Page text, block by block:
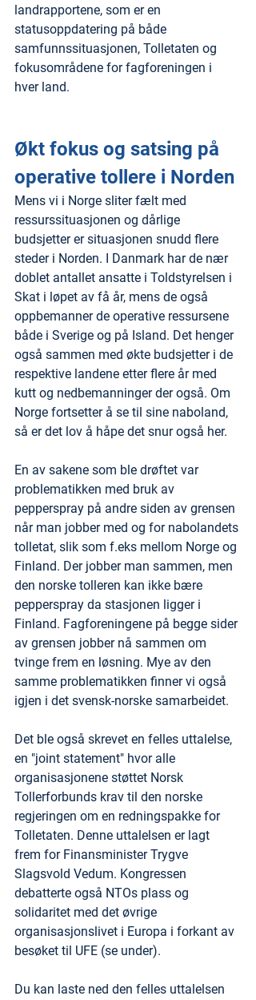
landrapportene, som er en
statusoppdatering på både
samfunnssituasjonen, Tolletaten og
fokusområdene for fagforeningen i
hver land.
Økt fokus og satsing på
operative tollere i Norden
Mens vi i Norge sliter fælt med
ressurssituasjonen og dårlige
budsjetter er situasjonen snudd flere
steder i Norden. I Danmark har de nær
doblet antallet ansatte i Toldstyrelsen i
Skat i løpet av få år, mens de også
oppbemanner de operative ressursene
både i Sverige og på Island. Det henger
også sammen med økte budsjetter i de
respektive landene etter flere år med
kutt og nedbemanninger der også. Om
Norge fortsetter å se til sine naboland,
så er det lov å håpe det snur også her.
En av sakene som ble drøftet var
problematikken med bruk av
pepperspray på andre siden av grensen
når man jobber med og for nabolandets
tolletat, slik som f.eks mellom Norge og
Finland. Der jobber man sammen, men
den norske tolleren kan ikke bære
pepperspray da stasjonen ligger i
Finland. Fagforeningene på begge sider
av grensen jobber nå sammen om
tvinge frem en løsning. Mye av den
samme problematikken finner vi også
igjen i det svensk-norske samarbeidet.
Det ble også skrevet en felles uttalelse,
en "joint statement" hvor alle
organisasjonene støttet Norsk
Tollerforbunds krav til den norske
regjeringen om en redningspakke for
Tolletaten. Denne uttalelsen er lagt
frem for Finansminister Trygve
Slagsvold Vedum. Kongressen
debatterte også NTOs plass og
solidaritet med det øvrige
organisasjonslivet i Europa i forkant av
besøket til UFE (se under).
Du kan laste ned den felles uttalelsen